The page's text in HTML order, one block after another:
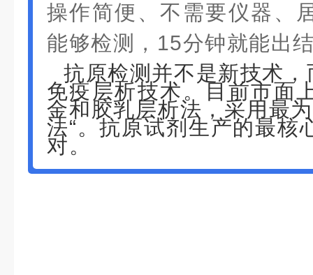
操作简便、不需要仪器、
能够检测，15分钟就能出
抗原检测并不是新技术，
免疫层析技术。目前市面
金和胶乳层析法，采用最
法“。抗原试剂生产的最核
对。